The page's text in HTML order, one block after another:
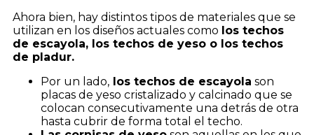
Ahora bien, hay distintos tipos de materiales que se
utilizan en los diseños actuales como los techos
de escayola, los techos de yeso o los techos
de pladur.
Por un lado, los techos de escayola son
placas de yeso cristalizado y calcinado que se
colocan consecutivamente una detrás de otra
hasta cubrir de forma total el techo.